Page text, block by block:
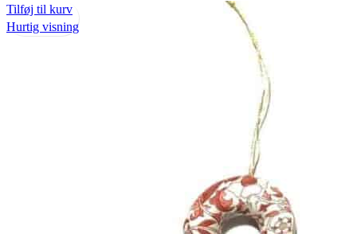
Tilføj til kurv
Hurtig visning